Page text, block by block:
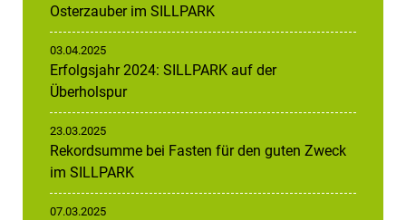
Osterzauber im SILLPARK
03.04.2025
Erfolgsjahr 2024: SILLPARK auf der
Überholspur
23.03.2025
Rekordsumme bei Fasten für den guten Zweck
im SILLPARK
07.03.2025